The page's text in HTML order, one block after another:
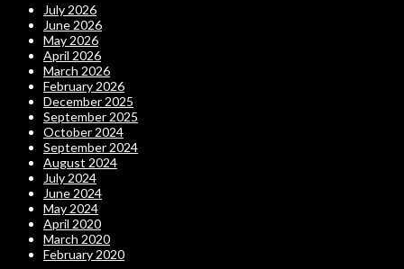
July 2026
June 2026
May 2026
April 2026
March 2026
February 2026
December 2025
September 2025
October 2024
September 2024
August 2024
July 2024
June 2024
May 2024
April 2020
March 2020
February 2020